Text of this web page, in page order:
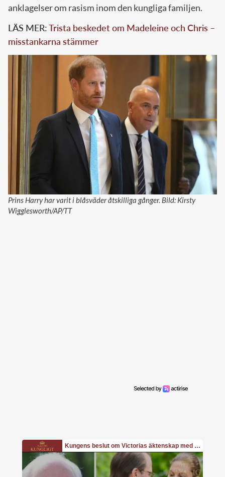
anklagelser om rasism inom den kungliga familjen.
LÄS MER:Trista beskedet om Madeleine och Chris –
misstankarna stämmer
Prins Harry har varit i blåsväder åtskilliga gånger. Bild: Kirsty
Wigglesworth/AP/TT